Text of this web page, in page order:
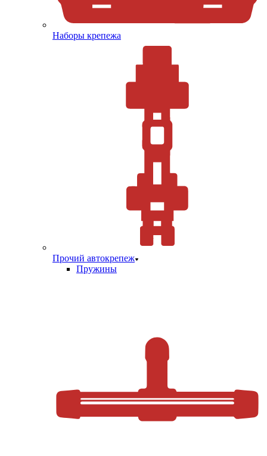
Наборы крепежа
Прочий автокрепеж
Пружины